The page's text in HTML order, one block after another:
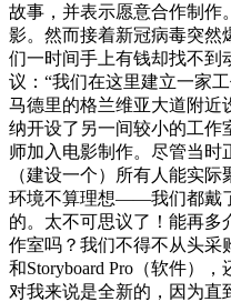
故事，并表示愿意合作制作
影。然而接着新冠病毒突然
们一时间手上有钱却找不到
议：“我们在这里建立一家
马德里的格兰维亚大道附近
纳开设了另一间较小的工作
师加入电影制作。尽管当时
（建设一个）所有人能实
环境不算理想——我们都戴
的。太不可思议了！能再多
作室吗？我们不得不从头采
和Storyboard Pro（软件）
对我来说是全新的，因为直